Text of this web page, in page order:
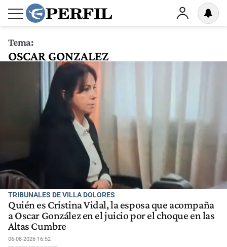
Tema:
OSCAR GONZALEZ
TRIBUNALES DE VILLA DOLORES
Quién es Cristina Vidal, la esposa que acompaña
a Oscar González en el juicio por el choque en las
Altas Cumbre
06-08-2026 16:52